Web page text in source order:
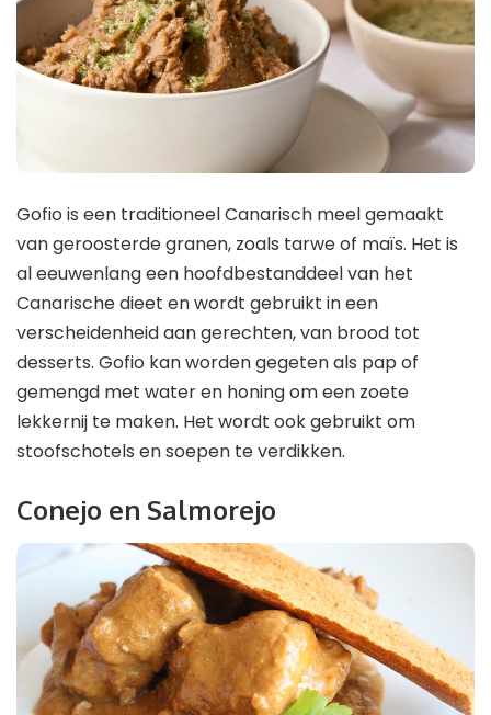
Gofio is een traditioneel Canarisch meel gemaakt
van geroosterde granen, zoals tarwe of maïs. Het is
al eeuwenlang een hoofdbestanddeel van het
Canarische dieet en wordt gebruikt in een
verscheidenheid aan gerechten, van brood tot
desserts. Gofio kan worden gegeten als pap of
gemengd met water en honing om een zoete
lekkernij te maken. Het wordt ook gebruikt om
stoofschotels en soepen te verdikken.
Conejo en Salmorejo